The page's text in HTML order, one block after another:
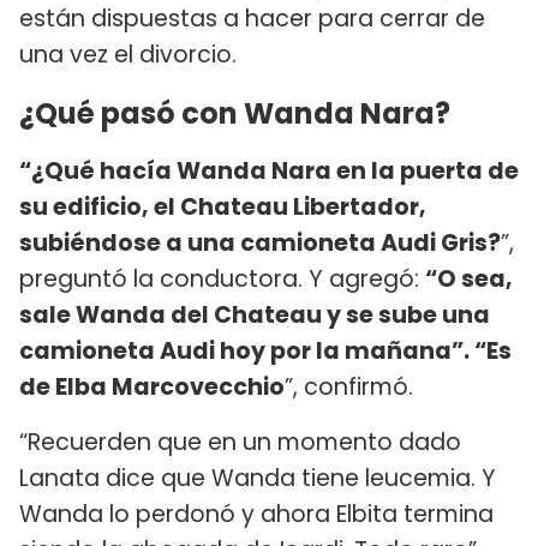
están dispuestas a hacer para cerrar de
una vez el divorcio.
¿Qué pasó con Wanda Nara?
“¿Qué hacía Wanda Nara en la puerta de
su edificio, el Chateau Libertador,
subiéndose a una camioneta Audi Gris?”,
preguntó la conductora. Y agregó: “O sea,
sale Wanda del Chateau y se sube una
camioneta Audi hoy por la mañana”. “Es
de Elba Marcovecchio”, confirmó.
“Recuerden que en un momento dado
Lanata dice que Wanda tiene leucemia. Y
Wanda lo perdonó y ahora Elbita termina